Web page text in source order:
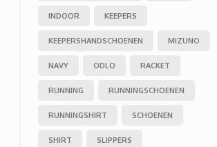
INDOOR KEEPERS
KEEPERSHANDSCHOENEN MIZUNO
NAVY ODLO RACKET
RUNNING RUNNINGSCHOENEN
RUNNINGSHIRT SCHOENEN
SHIRT SLIPPERS